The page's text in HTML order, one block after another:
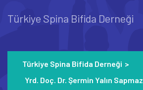
Türkiye Spina Bifida Derneği
Türkiye Spina Bifida Derneği >
Yrd. Doç. Dr. Şermin Yalın Sapmaz